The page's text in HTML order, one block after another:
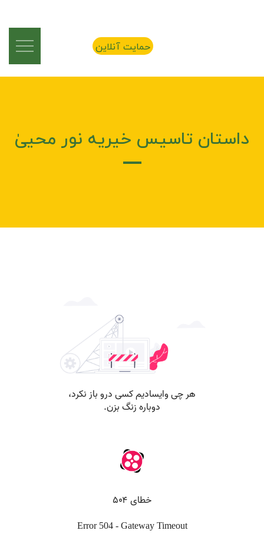
حمایت آنلاین
داستان تاسیس خیریه نور محییٰ